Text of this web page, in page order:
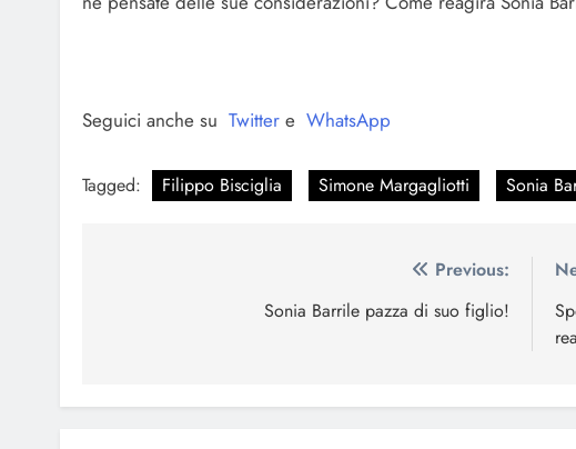
Seguici anche su Twitter e WhatsApp
Tagged: Filippo Bisciglia Simone Margagliotti Sonia
Previous:
Sonia Barrile pazza di suo figlio!